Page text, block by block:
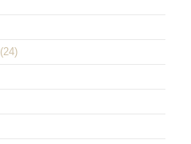
(24)